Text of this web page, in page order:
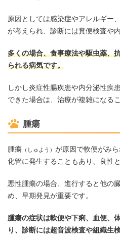
原因としては感染症やアレルギー
が考えられ、診断には糞便検査や
多くの場合、食事療法や駆虫薬、
られる病気です。
しかし炎症性腸疾患や内分泌性疾
できた場合は、治療が複雑になる
腫瘍
腫瘍 （しゅよう） が原因で軟便がみ
化管に発生することもあり、良性
悪性腫瘍の場合、進行すると他の
め、早期発見が重要です。
腫瘍の症状は軟便や下痢、血便、
り、診断には超音波検査や組織生